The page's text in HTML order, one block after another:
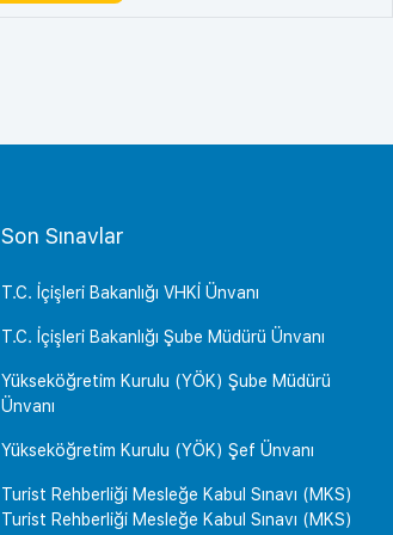
Son Sınavlar
T.C. İçişleri Bakanlığı VHKİ Ünvanı
T.C. İçişleri Bakanlığı Şube Müdürü Ünvanı
Yükseköğretim Kurulu (YÖK) Şube Müdürü
Ünvanı
Yükseköğretim Kurulu (YÖK) Şef Ünvanı
Turist Rehberliği Mesleğe Kabul Sınavı (MKS)
Turist Rehberliği Mesleğe Kabul Sınavı (MKS)